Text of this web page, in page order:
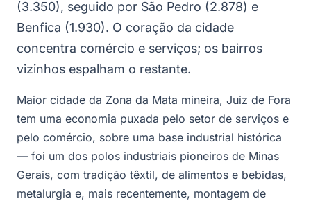
(3.350), seguido por São Pedro (2.878) e
Benfica (1.930). O coração da cidade
concentra comércio e serviços; os bairros
vizinhos espalham o restante.
Maior cidade da Zona da Mata mineira, Juiz de Fora
tem uma economia puxada pelo setor de serviços e
pelo comércio, sobre uma base industrial histórica
— foi um dos polos industriais pioneiros de Minas
Gerais, com tradição têxtil, de alimentos e bebidas,
metalurgia e, mais recentemente, montagem de